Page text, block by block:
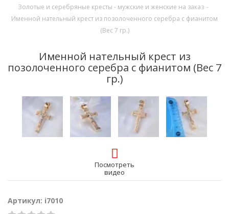
Золотые и серебряные кресты - мужские и женские на заказ -
Именной нательный крест из позолоченного серебра с фианитом
(Вес 7 гр.)
Именной нательный крест из
позолоченного серебра с фианитом (Вес 7
гр.)
Посмотреть
видео
Артикул: i7010